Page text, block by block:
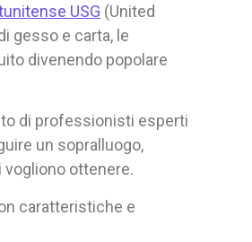
USG (United
gesso e carta, le
divenendo popolare
di professionisti esperti
un sopralluogo,
vogliono ottenere.
caratteristiche e